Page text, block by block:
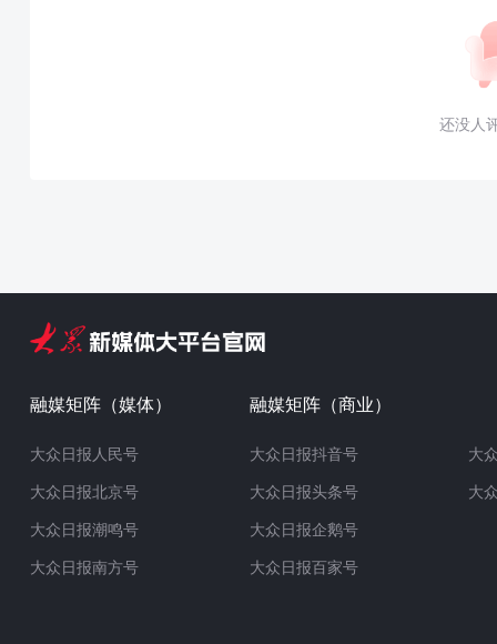
还没人
融媒矩阵（媒体）
大众日报人民号
大众日报北京号
大众日报潮鸣号
大众日报南方号
融媒矩阵（商业）
大众日报抖音号
大众日报头条号
大众日报企鹅号
大众日报百家号
大
大